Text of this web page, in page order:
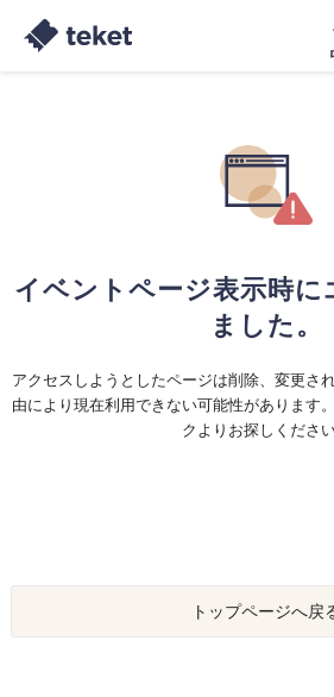
イベントページ表示時に
ました。
アクセスしようとしたページは削除、変更さ
由により現在利用できない可能性があります
クよりお探しください
トップページへ戻